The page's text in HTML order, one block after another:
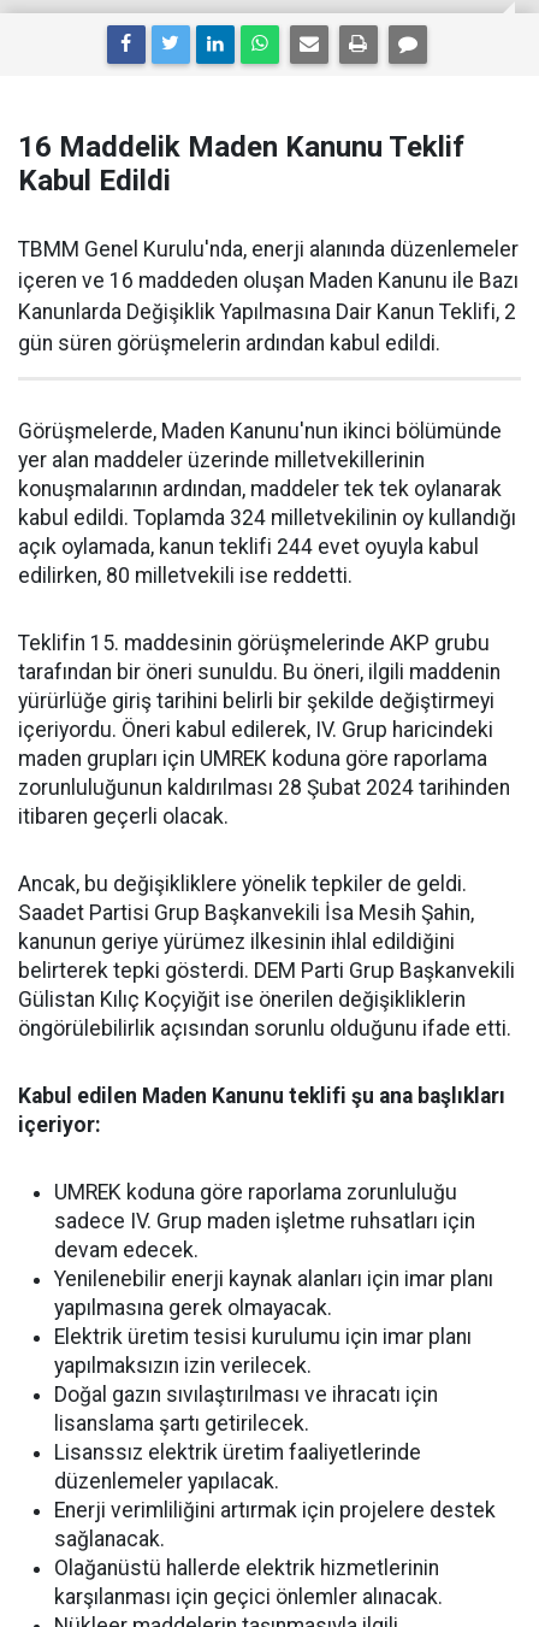
16 Maddelik Maden Kanunu Teklif
Kabul Edildi
TBMM Genel Kurulu'nda, enerji alanında düzenlemeler
içeren ve 16 maddeden oluşan Maden Kanunu ile Bazı
Kanunlarda Değişiklik Yapılmasına Dair Kanun Teklifi, 2
gün süren görüşmelerin ardından kabul edildi.
Görüşmelerde, Maden Kanunu'nun ikinci bölümünde
yer alan maddeler üzerinde milletvekillerinin
konuşmalarının ardından, maddeler tek tek oylanarak
kabul edildi. Toplamda 324 milletvekilinin oy kullandığı
açık oylamada, kanun teklifi 244 evet oyuyla kabul
edilirken, 80 milletvekili ise reddetti.
Teklifin 15. maddesinin görüşmelerinde AKP grubu
tarafından bir öneri sunuldu. Bu öneri, ilgili maddenin
yürürlüğe giriş tarihini belirli bir şekilde değiştirmeyi
içeriyordu. Öneri kabul edilerek, IV. Grup haricindeki
maden grupları için UMREK koduna göre raporlama
zorunluluğunun kaldırılması 28 Şubat 2024 tarihinden
itibaren geçerli olacak.
Ancak, bu değişikliklere yönelik tepkiler de geldi.
Saadet Partisi Grup Başkanvekili İsa Mesih Şahin,
kanunun geriye yürümez ilkesinin ihlal edildiğini
belirterek tepki gösterdi. DEM Parti Grup Başkanvekili
Gülistan Kılıç Koçyiğit ise önerilen değişikliklerin
öngörülebilirlik açısından sorunlu olduğunu ifade etti.
Kabul edilen Maden Kanunu teklifi şu ana başlıkları
içeriyor:
UMREK koduna göre raporlama zorunluluğu
sadece IV. Grup maden işletme ruhsatları için
devam edecek.
Yenilenebilir enerji kaynak alanları için imar planı
yapılmasına gerek olmayacak.
Elektrik üretim tesisi kurulumu için imar planı
yapılmaksızın izin verilecek.
Doğal gazın sıvılaştırılması ve ihracatı için
lisanslama şartı getirilecek.
Lisanssız elektrik üretim faaliyetlerinde
düzenlemeler yapılacak.
Enerji verimliliğini artırmak için projelere destek
sağlanacak.
Olağanüstü hallerde elektrik hizmetlerinin
karşılanması için geçici önlemler alınacak.